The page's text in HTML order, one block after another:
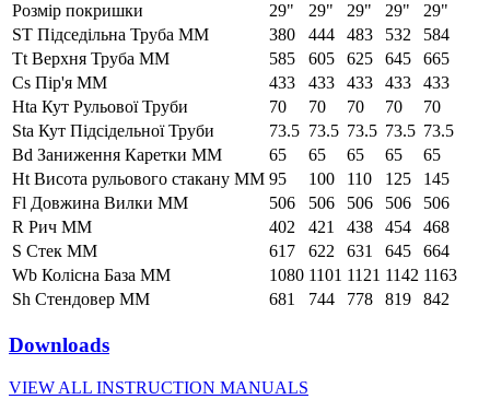
Розмір покришки
29" 29" 29" 29"
29"
ST Підседільна Труба ММ
380 444 483 532
584
Tt Верхня Труба ММ
585 605 625 645
665
Cs Пір'я ММ
433 433 433 433
433
Hta Кут Рульової Труби
70 70 70 70
70
Sta Кут Підсідельної Труби
73.5 73.5 73.5 73.5 73.5
Bd Заниження Каретки ММ
65 65 65 65
65
Ht Висота рульового стакану ММ 95 100 110 125
145
Fl Довжина Вилки ММ
506 506 506 506
506
R Рич ММ
402 421 438 454
468
S Стек ММ
617 622 631 645
664
Wb Колісна База ММ
1080 1101 1121 1142 1163
Sh Стендовер ММ
681 744 778 819 842
Downloads
VIEW ALL INSTRUCTION MANUALS